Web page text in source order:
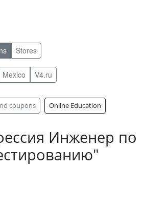
Stores
Mexico V4.ru
coupons Online Education
Инженер по